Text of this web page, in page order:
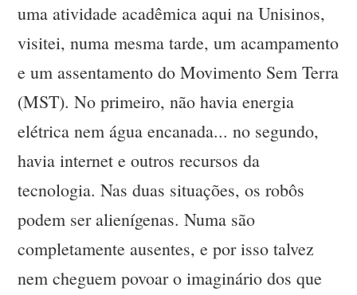
uma atividade acadêmica aqui na Unisinos,
visitei, numa mesma tarde, um acampamento
e um assentamento do Movimento Sem Terra
(MST). No primeiro, não havia energia
elétrica nem água encanada... no segundo,
havia internet e outros recursos da
tecnologia. Nas duas situações, os robôs
podem ser alienígenas. Numa são
completamente ausentes, e por isso talvez
nem cheguem povoar o imaginário dos que